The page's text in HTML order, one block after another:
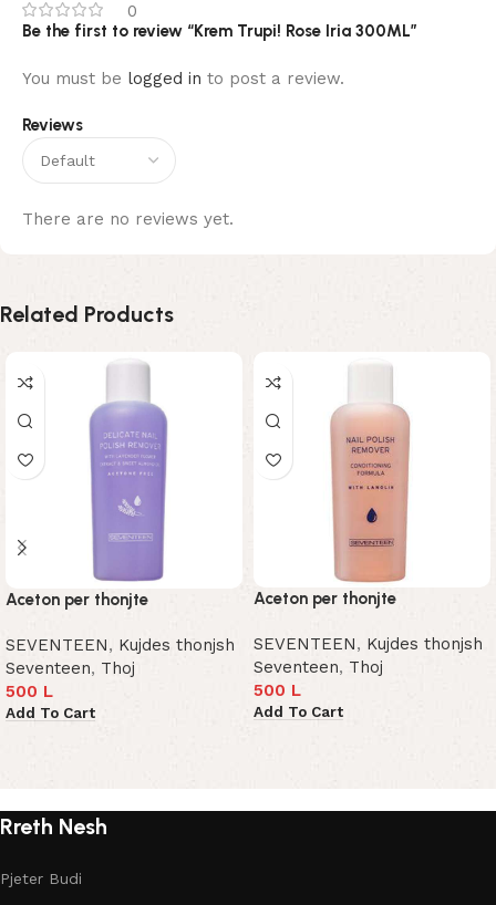
0
Reviews
There are no reviews yet.
Be the first to review “Krem Trupi! Rose Iria 300ML”
You must be logged in to post a review.
Related Products
Aceton per thonjte
SEVENTEEN, Kujdes thonjsh
Seventeen, Thoj
500 L
Add To Cart
Aceton per thonjte
SEVENTEEN, Kujdes thonjsh
Seventeen, Thoj
500 L
Add To Cart
Rreth Nesh
Pjeter Budi